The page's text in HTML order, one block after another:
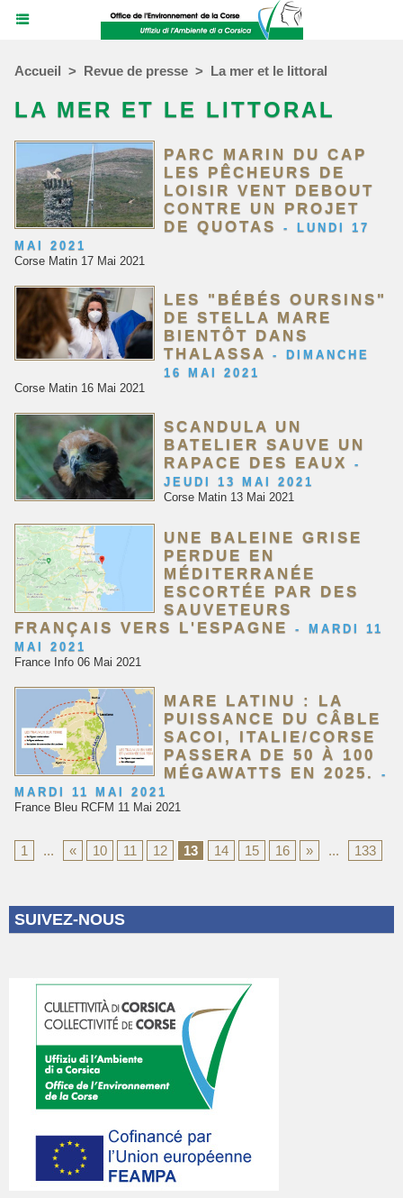
Accueil > Revue de presse > La mer et le littoral
LA MER ET LE LITTORAL
PARC MARIN DU CAP
LES PÊCHEURS DE
LOISIR VENT DEBOUT
CONTRE UN PROJET
DE QUOTAS
-
LUNDI 17
MAI 2021
Corse Matin 17 Mai 2021
LES "BÉBÉS OURSINS"
DE STELLA MARE
BIENTÔT DANS
THALASSA
-
DIMANCHE
16 MAI 2021
Corse Matin 16 Mai 2021
SCANDULA UN
BATELIER SAUVE UN
RAPACE DES EAUX
-
JEUDI 13 MAI 2021
Corse Matin 13 Mai 2021
UNE BALEINE GRISE
PERDUE EN
MÉDITERRANÉE
ESCORTÉE PAR DES
SAUVETEURS
FRANÇAIS VERS L'ESPAGNE
-
MARDI 11
MAI 2021
France Info 06 Mai 2021
MARE LATINU : LA
PUISSANCE DU CÂBLE
SACOI, ITALIE/CORSE
PASSERA DE 50 À 100
MÉGAWATTS EN 2025.
-
MARDI 11 MAI 2021
France Bleu RCFM 11 Mai 2021
1 ... « 10 11 12 13 14 15 16 » ... 133
SUIVEZ-NOUS